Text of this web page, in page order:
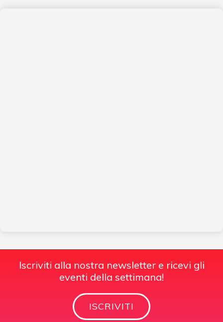
Iscriviti alla nostra newsletter e ricevi gli
eventi della settimana!
ISCRIVITI